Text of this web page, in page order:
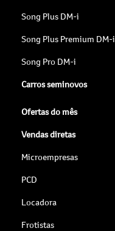
Song Plus DM-i
Song Plus Premium DM-i
Song Pro DM-i
Carros seminovos
Ofertas do mês
Vendas diretas
Microempresas
PCD
Locadora
Frotistas